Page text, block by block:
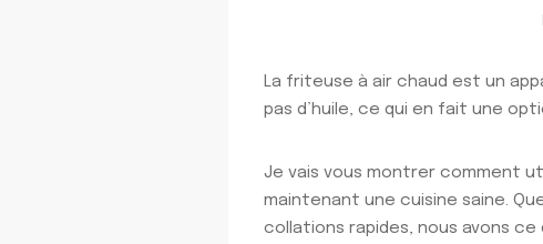
La friteuse à air chaud est un
pas d’huile, ce qui en fait une
Je vais vous montrer comment
maintenant une cuisine saine.
collations rapides, nous avons ce